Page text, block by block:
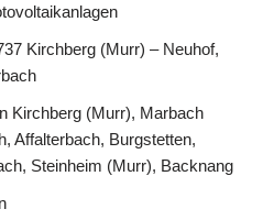
Kirchberg (Murr) – Neuhof,
Kirchberg (Murr), Marbach
Affalterbach, Burgstetten,
Steinheim (Murr), Backnang